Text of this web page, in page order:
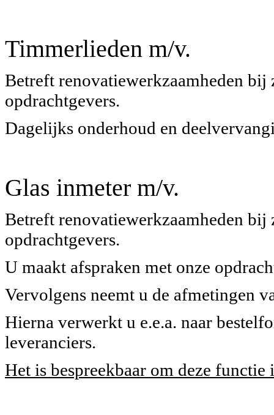
Timmerlieden m/v.
Betreft renovatiewerkzaamheden
opdrachtgevers.
Dagelijks onderhoud en
Glas inmeter m/v.
Betreft renovatiewerkzaamheden
opdrachtgevers.
U maakt afspraken met onze
Vervolgens neemt u de afmetingen
Hierna verwerkt u e.e.a. naar
leveranciers.
Het is bespreekbaar om deze